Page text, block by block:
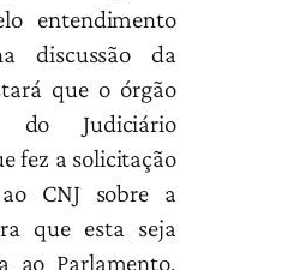
entendimento
discussão da
que o órgão
do Judiciário
fez a solicitação
CNJ sobre a
que esta seja
ao Parlamento.